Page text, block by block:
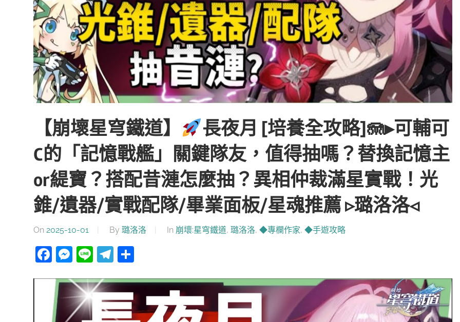
【崩壞星穹鐵道】
長夜月 [培養全攻略]🪼▸可輔可
C的「記憶戰艦」關鍵隊友，值得抽嗎？替換記憶主
or緹寶？搭配昔漣怎麼抽？異相仲裁滿星實戰！光
錐/遺器/實戰配隊/畢業面板/星魂推薦 ▹璐洛洛◃
On 2025-10-01 By 璐洛洛 In 崩壞:星穹鐵道, 璐洛洛, ◆專欄作家, ◆手遊攻略
Facebook
Messenger
LineTelegram
分